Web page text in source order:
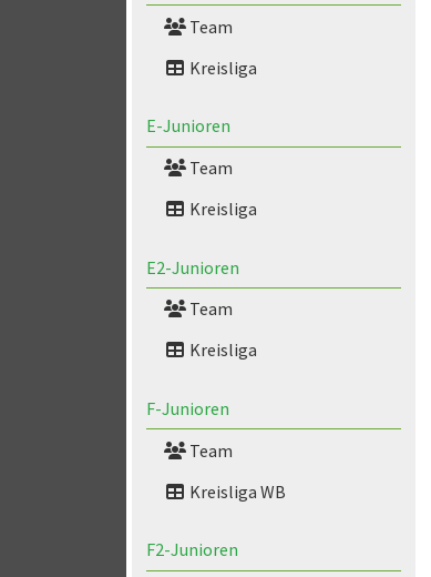
Team
Kreisliga
E-Junioren
Team
Kreisliga
E2-Junioren
Team
Kreisliga
F-Junioren
Team
Kreisliga WB
F2-Junioren